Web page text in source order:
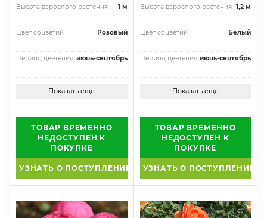
Высота взрослого растения 1 м
Цвет соцветий Розовый
Период цветения июнь-сентябрь
Показать еще
ТОВАР ВРЕМЕННО
НЕДОСТУПЕН К
ПОКУПКЕ
УЗНАТЬ О ПОСТУПЛЕНИИ
Высота взрослого растения 1,2 м
Цвет соцветий Белый
Период цветения июнь-сентябрь
Показать еще
ТОВАР ВРЕМЕННО
НЕДОСТУПЕН К
ПОКУПКЕ
УЗНАТЬ О ПОСТУПЛЕНИИ